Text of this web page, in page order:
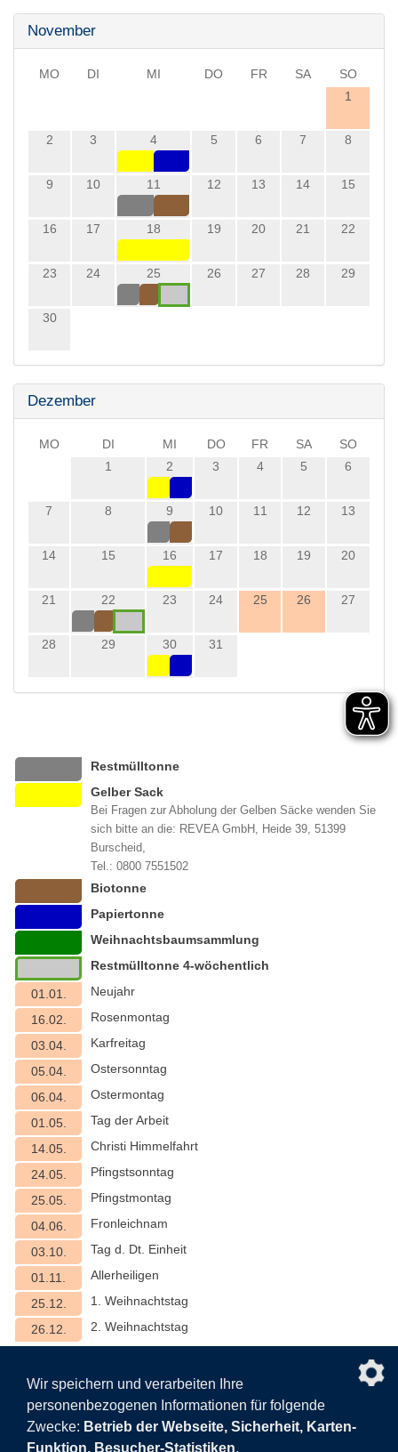
November
MO DI MI DO FR SA
SO
1
2 3 4 5 6 7 8
9 10 11 12 13 14 15
16 17 18 19 20 21 22
23 24 25 26 27 28 29
30
Dezember
MO DI MI DO FR SA
SO
1
2 3 4 5 6
7 8 9 10 11 12 13
14 15 16 17 18 19 20
21 22 23 24 25 26 27
28 29 30 31
Restmülltonne
Gelber Sack
Bei Fragen zur Abholung der Gelben Säcke wenden Sie
sich bitte an die: REVEA GmbH, Heide 39, 51399
Burscheid,
Tel.: 0800 7551502
Biotonne
Papiertonne
Weihnachtsbaumsammlung
Restmülltonne 4-wöchentlich
01.01.
Neujahr
16.02.
Rosenmontag
03.04.
Karfreitag
05.04.
Ostersonntag
06.04.
Ostermontag
01.05.
Tag der Arbeit
14.05.
Christi Himmelfahrt
24.05.
Pfingstsonntag
25.05.
Pfingstmontag
04.06.
Fronleichnam
03.10.
Tag d. Dt. Einheit
01.11.
Allerheiligen
25.12.
1. Weihnachtstag
26.12.
2. Weihnachtstag
nach
Impressum
Wir speichern und verarbeiten Ihre
personenbezogenen Informationen für folgende
Zwecke: Betrieb der Webseite, Sicherheit, Karten-
Funktion, Besucher-Statistiken.